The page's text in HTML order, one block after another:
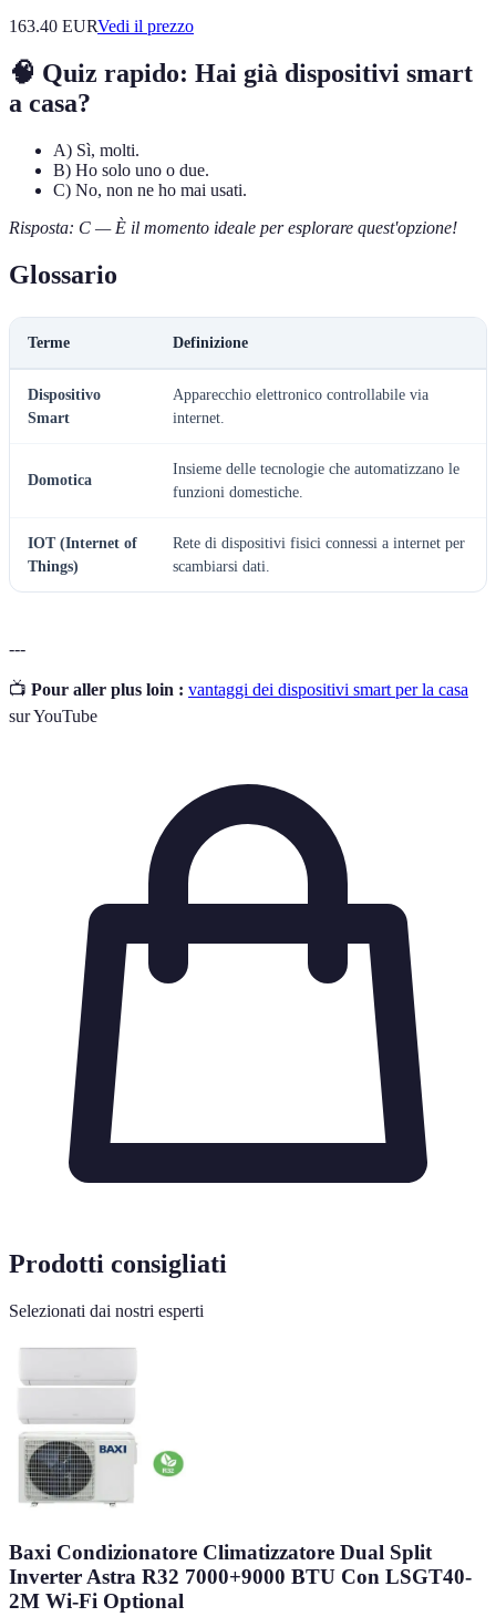
163.40 EURVedi il prezzo
🧠 Quiz rapido: Hai già dispositivi smart
a casa?
A) Sì, molti.
B) Ho solo uno o due.
C) No, non ne ho mai usati.
Risposta: C — È il momento ideale per esplorare quest'opzione!
Glossario
Terme Definizione
Dispositivo
Smart
Apparecchio elettronico controllabile via
internet.
Domotica
Insieme delle tecnologie che automatizzano le
funzioni domestiche.
IOT (Internet of
Things)
Rete di dispositivi fisici connessi a internet per
scambiarsi dati.
---
📺 Pour aller plus loin : vantaggi dei dispositivi smart per la casa
sur YouTube
Prodotti consigliati
Selezionati dai nostri esperti
Baxi Condizionatore Climatizzatore Dual Split
Inverter Astra R32 7000+9000 BTU Con LSGT40-
2M Wi-Fi Optional